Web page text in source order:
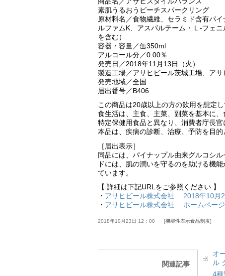
素肌うるおうピーチスパークリング
原材料名／食物繊維、セラミド含有パ
ルファムK、アスパルテーム・Ｌ-フェ
を含む）
容器・容量／缶350ml
アルコール分／0.00％
発売日／2018年11月13日（火）
製造工場／アサヒビール茨城工場、ア
発売地域／全国
届出番号／B406
この商品は20歳以上の方の飲用を想定し
食生活は、主食、主菜、副菜を基本に、
特定保健用食品と異なり、消費者庁長
本品は、疾病の診断、治療、予防を目的
［届出表示］
同品には、パイナップル由来グルコシ
ドには、肌の潤いを守るのを助ける機
ています。
【 詳細は下記URLをご参照ください 】
・ アサヒビール株式会社 2018年10月
・ アサヒビール株式会社 ホームページ
2018年10月23日 12：00 機能性表示食品制度
関連記事
オ
ル
4種